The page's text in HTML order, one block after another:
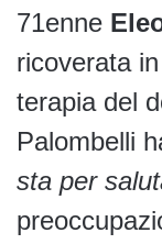
71enne
ricoverata
terapia del
Palombelli
sta per